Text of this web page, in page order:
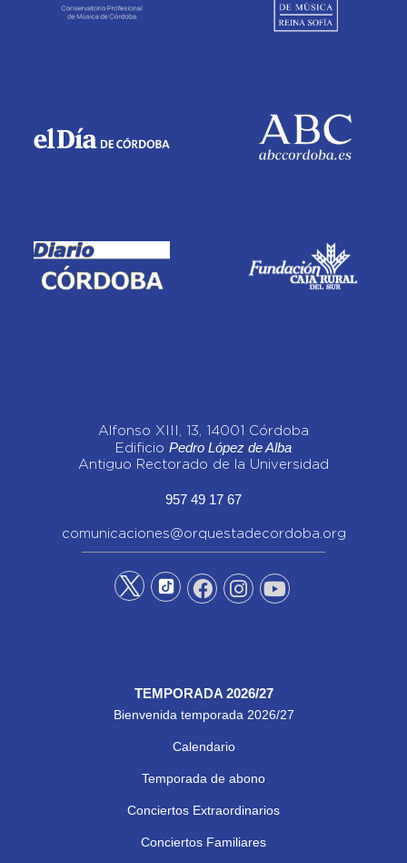
Alfonso XIII, 13, 14001 Córdoba
Edificio Pedro López de Alba
Antiguo Rectorado de la Universidad
957 49 17 67
comunicaciones@orquestadecordoba.org
TEMPORADA 2026/27
Bienvenida temporada 2026/27
Calendario
Temporada de abono
Conciertos Extraordinarios
Conciertos Familiares